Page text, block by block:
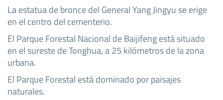
La estatua de bronce del General Yang Jingyu se erige
en el centro del cementerio.
El Parque Forestal Nacional de Baijifeng está situado
en el sureste de Tonghua, a 25 kilómetros de la zona
urbana.
El Parque Forestal está dominado por paisajes
naturales.